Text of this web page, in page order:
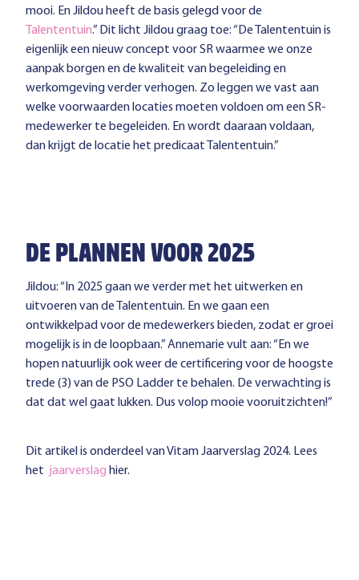
mooi. En Jildou heeft de basis gelegd voor de
Talententuin.” Dit licht Jildou graag toe: “De Talententuin is
eigenlijk een nieuw concept voor SR waarmee we onze
aanpak borgen en de kwaliteit van begeleiding en
werkomgeving verder verhogen. Zo leggen we vast aan
welke voorwaarden locaties moeten voldoen om een SR-
medewerker te begeleiden. En wordt daaraan voldaan,
dan krijgt de locatie het predicaat Talententuin.”
DE PLANNEN VOOR 2025
Jildou: “In 2025 gaan we verder met het uitwerken en
uitvoeren van de Talententuin. En we gaan een
ontwikkelpad voor de medewerkers bieden, zodat er groei
mogelijk is in de loopbaan.” Annemarie vult aan: “En we
hopen natuurlijk ook weer de certificering voor de hoogste
trede (3) van de PSO Ladder te behalen. De verwachting is
dat dat wel gaat lukken. Dus volop mooie vooruitzichten!”
Dit artikel is onderdeel van Vitam Jaarverslag 2024. Lees
het jaarverslag hier.